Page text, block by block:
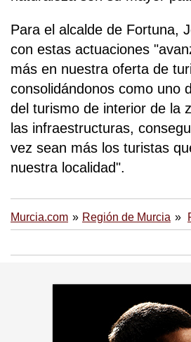
Para el alcalde de Fortuna,
con estas actuaciones
más en nuestra oferta de
consolidándonos como uno
del turismo de interior de la
las infraestructuras,
vez sean más los turistas
nuestra localidad".
Murcia.com Región de Murcia